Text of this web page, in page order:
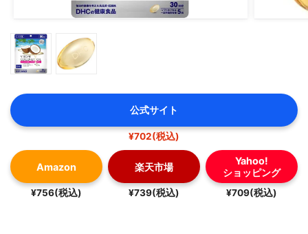
公式サイト
¥702(税込)
Amazon
¥756(税込)
楽天市場
¥739(税込)
Yahoo!
ショッピング
¥709(税込)